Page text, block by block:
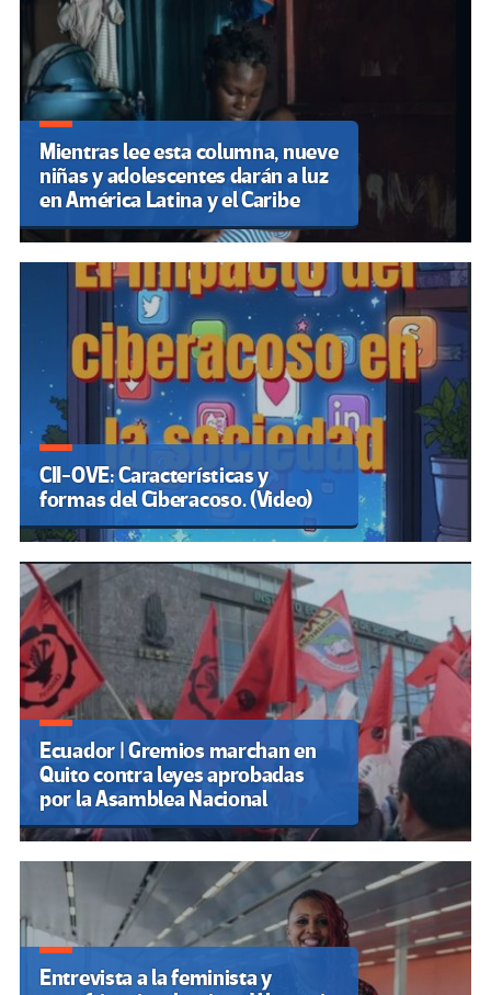
Mientras lee esta columna, nueve
niñas y adolescentes darán a luz
en América Latina y el Caribe
CII-OVE: Características y
formas del Ciberacoso. (Video)
Ecuador | Gremios marchan en
Quito contra leyes aprobadas
por la Asamblea Nacional
Entrevista a la feminista y